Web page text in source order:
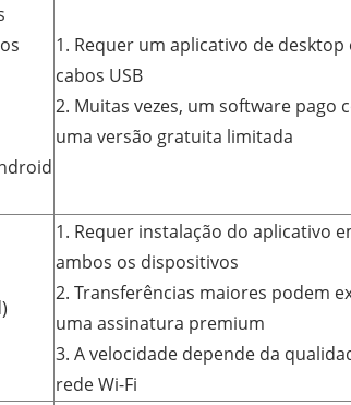
1. Requer um aplicativo de desktop
cabos USB
2. Muitas vezes, um software pago
uma versão gratuita limitada
1. Requer instalação do aplicativo
ambos os dispositivos
2. Transferências maiores podem
uma assinatura premium
3. A velocidade depende da
rede Wi-Fi